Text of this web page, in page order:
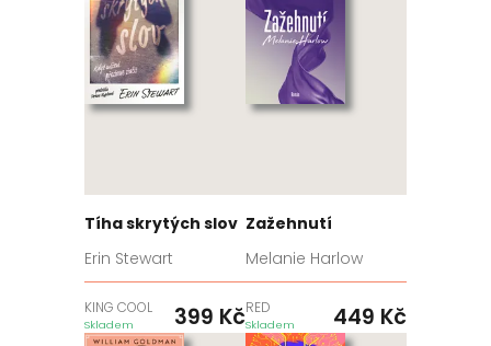
Tíha skrytých slov
Erin Stewart
KING COOL
Skladem 399 Kč
Zažehnutí
Melanie Harlow
RED
Skladem 449 Kč